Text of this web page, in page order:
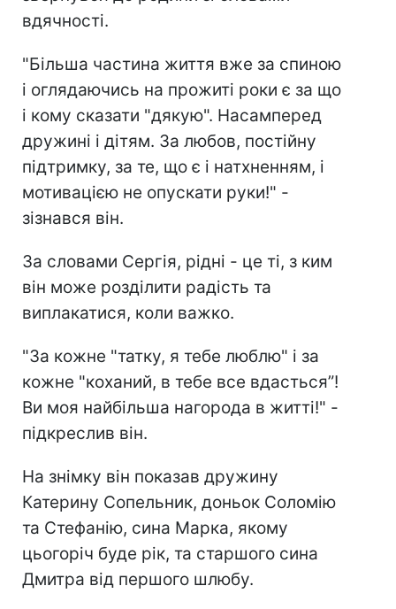
вдячності.
"Більша частина життя вже за спиною
і оглядаючись на прожиті роки є за що
і кому сказати "дякую". Насамперед
дружині і дітям. За любов, постійну
підтримку, за те, що є і натхненням, і
мотивацією не опускати руки!" -
зізнався він.
За словами Сергія, рідні - це ті, з ким
він може розділити радість та
виплакатися, коли важко.
"За кожне "татку, я тебе люблю" і за
кожне "коханий, в тебе все вдасться”!
Ви моя найбільша нагорода в житті!" -
підкреслив він.
На знімку він показав дружину
Катерину Сопельник, доньок Соломію
та Стефанію, сина Марка, якому
цьогоріч буде рік, та старшого сина
Дмитра від першого шлюбу.